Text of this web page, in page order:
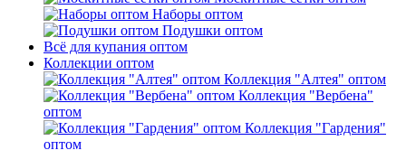
Наборы оптом
Подушки оптом
Всё для купания оптом
Коллекции оптом
Коллекция "Алтея" оптом
Коллекция "Вербена"
оптом
Коллекция "Гардения"
оптом